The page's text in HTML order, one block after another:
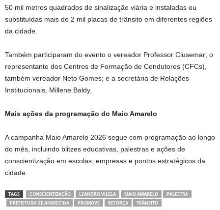
50 mil metros quadrados de sinalização viária e instaladas ou
substituídas mais de 2 mil placas de trânsito em diferentes regiões
da cidade.
Também participaram do evento o vereador Professor Clusemar; o
representante dos Centros de Formação de Condutores (CFCs),
também vereador Neto Gomes; e a secretária de Relações
Institucionais, Millene Baldy.
Mais ações da programação do Maio Amarelo
A campanha Maio Amarelo 2026 segue com programação ao longo
do mês, incluindo blitzes educativas, palestras e ações de
conscientização em escolas, empresas e pontos estratégicos da
cidade.
TAGS CONSCIENTIZAÇÃO LEANDRO VILELA MAIO AMARELO
PALESTRA
PREFEITURA DE APARECIDA
PROMOVE REFORÇA TRÂNSITO